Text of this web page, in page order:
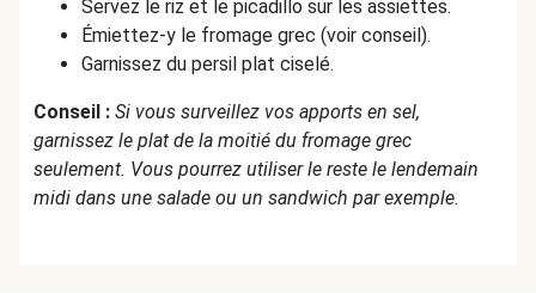
Servez le riz et le picadillo sur les assiettes.
Émiettez-y le fromage grec (voir conseil).
Garnissez du persil plat ciselé.
Conseil : Si vous surveillez vos apports en sel,
garnissez le plat de la moitié du fromage grec
seulement. Vous pourrez utiliser le reste le lendemain
midi dans une salade ou un sandwich par exemple.